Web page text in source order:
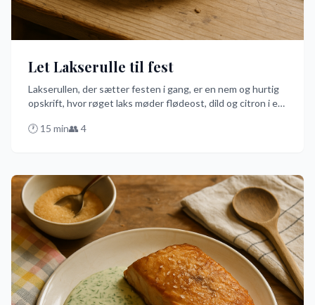
Let Lakserulle til fest
Lakserullen, der sætter festen i gang, er en nem og hurtig
opskrift, hvor røget laks møder flødeost, dild og citron i en
en forret, der imponerer uden besvær. Prøv denne danske
🕐 15 min👥 4